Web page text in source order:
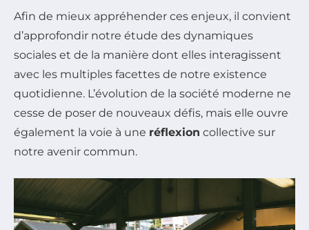
Afin de mieux appréhender ces enjeux, il convient
d’approfondir notre étude des dynamiques
sociales et de la manière dont elles interagissent
avec les multiples facettes de notre existence
quotidienne. L’évolution de la société moderne ne
cesse de poser de nouveaux défis, mais elle ouvre
également la voie à une réflexion collective sur
notre avenir commun.